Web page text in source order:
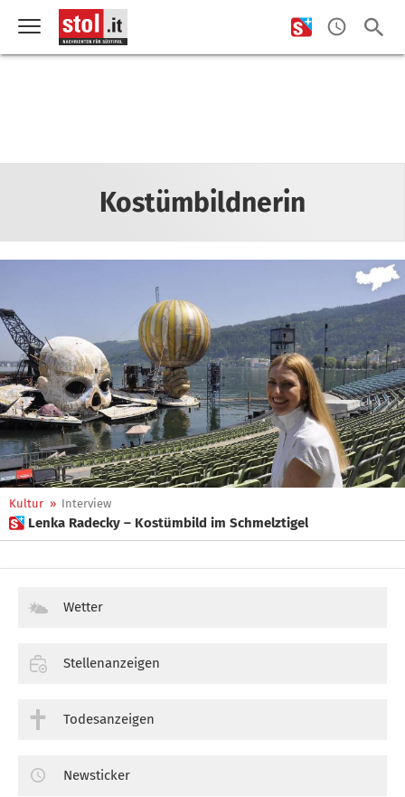
Kostümbildnerin
Kultur » Interview
 Lenka Radecky – Kostümbild im Schmelztigel
Wetter
Stellenanzeigen
Todesanzeigen
Newsticker